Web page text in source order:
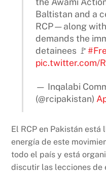
Baltistan and a
RCP—along
demands the
detainees 🚩
pic.twitter.com/
— Inqalabi
(@rcipakistan)
El RCP en Pakistán
energía de este
todo el país y está
discutir las lecciones de